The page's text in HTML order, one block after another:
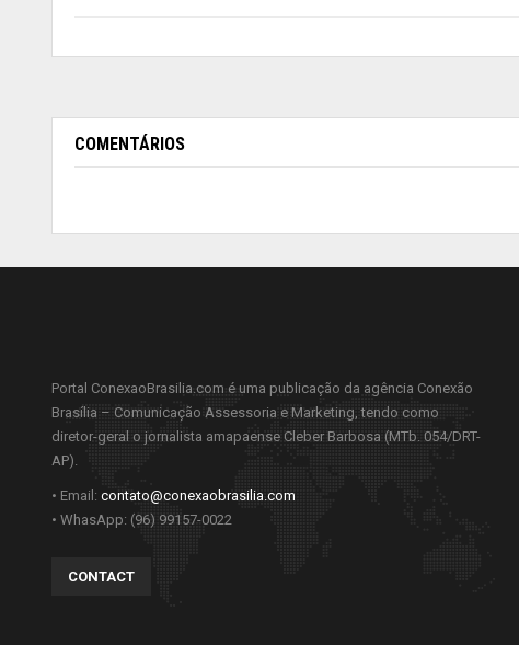
COMENTÁRIOS
Portal ConexaoBrasilia.com é uma publicação da agência Conexão
Brasília – Comunicação Assessoria e Marketing, tendo como
diretor-geral o jornalista amapaense Cleber Barbosa (MTb. 054/DRT-
AP).
• Email: contato@conexaobrasilia.com
• WhasApp: (96) 99157-0022
CONTACT